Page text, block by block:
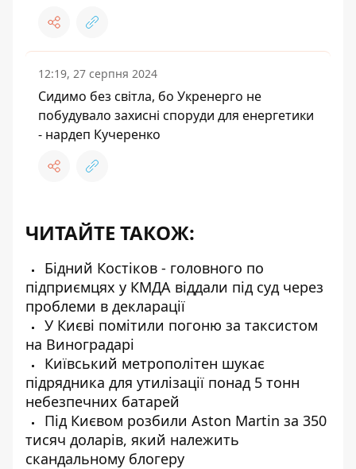
12:19, 27 серпня 2024
Сидимо без світла, бо Укренерго не
побудувало захисні споруди для енергетики
- нардеп Кучеренко
ЧИТАЙТЕ ТАКОЖ:
Бідний Костіков - головного по
підприємцях у КМДА віддали під суд через
проблеми в декларації
У Києві помітили погоню за таксистом
на Виноградарі
Київський метрополітен шукає
підрядника для утилізації понад 5 тонн
небезпечних батарей
Під Києвом розбили Aston Martin за 350
тисяч доларів, який належить
скандальному блогеру